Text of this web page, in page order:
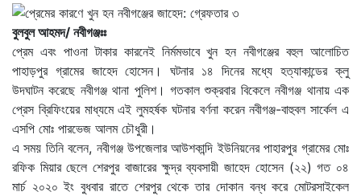
বুলবুল আহমদ/ নবীগঞ্জঃঃ
প্রেম এবং পাওনা টাকার কারনেই নির্মমভাবে খুন হন নবীগঞ্জের বহুল আলোচিত
পাহাড়পুর গ্রামের জাহেদ হোসেন। ঘটনার ১৪ দিনের মধ্যে হত্যাকান্ডের ক্লু
উদঘাটন করেছে নবীগঞ্জ থানা পুলিশ। গতকাল শুক্রবার বিকেলে নবীগঞ্জ থানায় এক
প্রেস ব্রিফিংয়ের মাধ্যমে এই লুমহর্ষক ঘটনার বর্ণনা করেন নবীগঞ্জ-বাহুবল সার্কেল এ
এসপি মোঃ পারভেজ আলম চৌধুরী।
এ সময় তিনি বলেন, নবীগঞ্জ উপজেলার আউশকান্দি ইউনিয়নের পাহারপুর গ্রামের মোঃ
রফিক মিয়ার ছেলে শেরপুর বাজারের ক্ষুদ্র ব্যবসায়ী জাহেদ হোসেন (২২) গত ০৪
মার্চ ২০২০ ইং বুধবার রাতে শেরপুর থেকে তার দোকান বন্ধ করে মোটরসাইকেল